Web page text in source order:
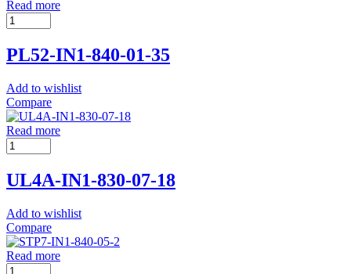
Read more
PL52-IN1-840-01-35
Add to wishlist
Compare
Read more
UL4A-IN1-830-07-18
Add to wishlist
Compare
Read more